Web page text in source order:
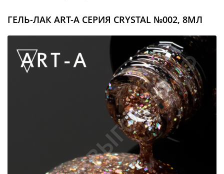
ГЕЛЬ-ЛАК ART-A СЕРИЯ CRYSTAL №002, 8МЛ